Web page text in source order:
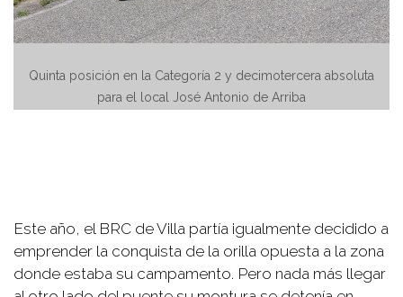
Quinta posición en la Categoría 2 y decimotercera absoluta
para el local José Antonio de Arriba
Este año, el BRC de Villa partía igualmente decidido a
emprender la conquista de la orilla opuesta a la zona
donde estaba su campamento. Pero nada más llegar